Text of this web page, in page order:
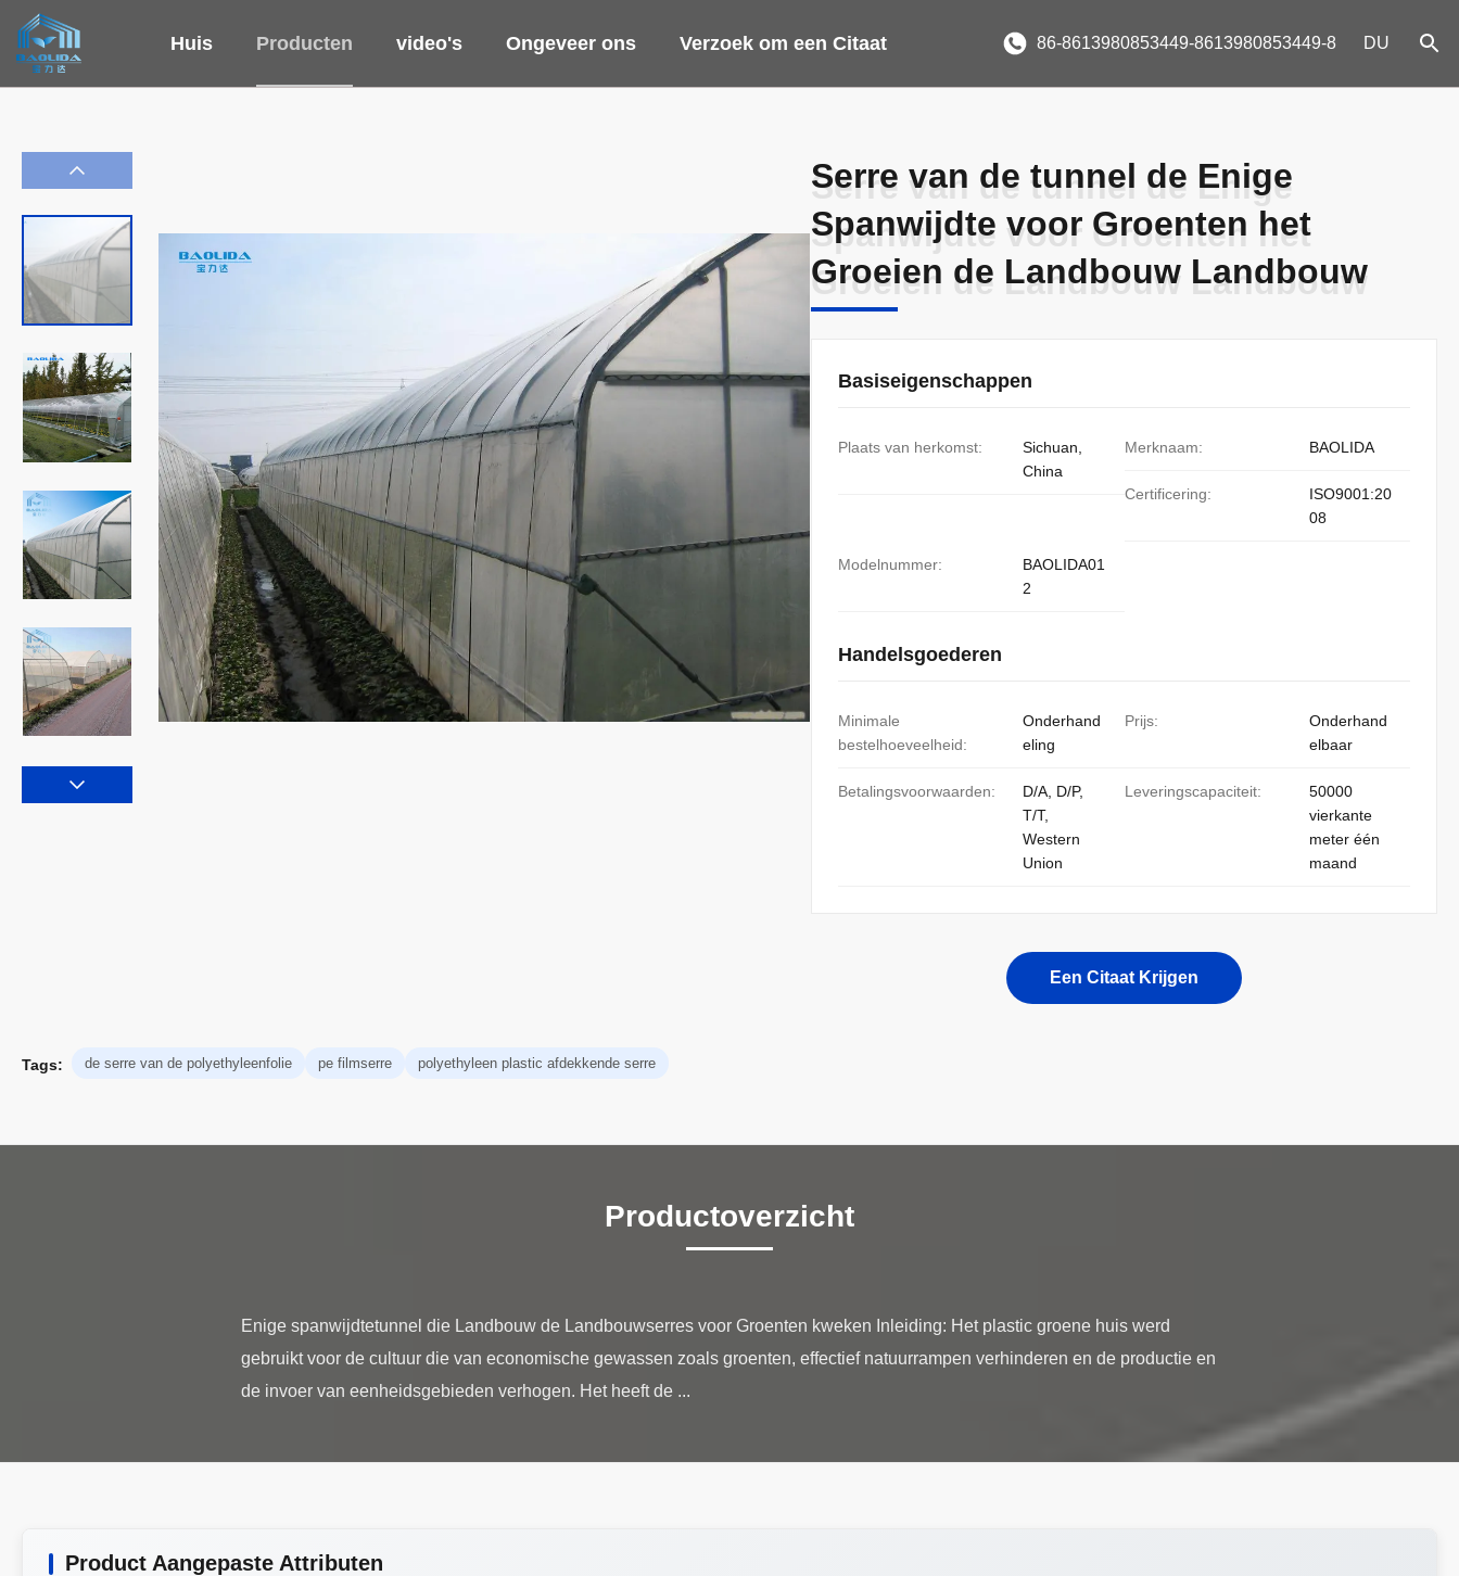
Huis Producten video's Ongeveer ons Verzoek om een Citaat 86-8613980853449-8613980853449-8 DU
Serre van de tunnel de Enige
Spanwijdte voor Groenten het
Groeien de Landbouw Landbouw
Serre van de tunnel de Enige
Spanwijdte voor Groenten het
Groeien de Landbouw Landbouw
Basiseigenschappen
Plaats van herkomst:
Sichuan,
China
Merknaam: BAOLIDA
Certificering:
ISO9001:20
08
Modelnummer:
BAOLIDA01
2
Handelsgoederen
Minimale
bestelhoeveelheid:
Onderhand
eling
Prijs:
Onderhand
elbaar
Betalingsvoorwaarden:
D/A, D/P,
T/T,
Western
Union
Leveringscapaciteit:
50000
vierkante
meter één
maand
Een Citaat Krijgen
Tags: de serre van de polyethyleenfolie pe filmserre polyethyleen plastic afdekkende serre
Productoverzicht
Enige spanwijdtetunnel die Landbouw de Landbouwserres voor Groenten kweken Inleiding: Het plastic groene huis werd
gebruikt voor de cultuur die van economische gewassen zoals groenten, effectief natuurrampen verhinderen en de productie en
Product Aangepaste Attributen